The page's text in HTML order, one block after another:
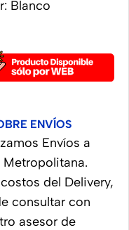
Blanco
ENVÍOS
Envíos a
Metropolitana.
del Delivery,
consultar con
asesor de